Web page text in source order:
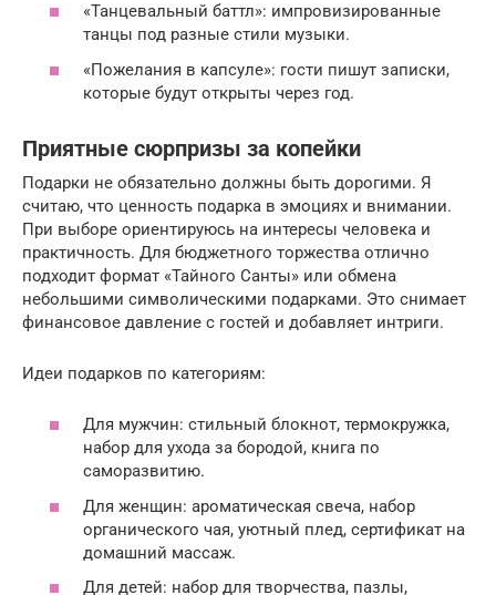
«Танцевальный баттл»: импровизированные
танцы под разные стили музыки.
«Пожелания в капсуле»: гости пишут записки,
которые будут открыты через год.
Приятные сюрпризы за копейки
Подарки не обязательно должны быть дорогими. Я
считаю, что ценность подарка в эмоциях и внимании.
При выборе ориентируюсь на интересы человека и
практичность. Для бюджетного торжества отлично
подходит формат «Тайного Санты» или обмена
небольшими символическими подарками. Это снимает
финансовое давление с гостей и добавляет интриги.
Идеи подарков по категориям:
Для мужчин: стильный блокнот, термокружка,
набор для ухода за бородой, книга по
саморазвитию.
Для женщин: ароматическая свеча, набор
органического чая, уютный плед, сертификат на
домашний массаж.
Для детей: набор для творчества, пазлы,